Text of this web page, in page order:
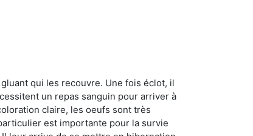
qui les recouvre. Une fois éclot, il
un repas sanguin pour arriver à
claire, les oeufs sont très
est importante pour la survie